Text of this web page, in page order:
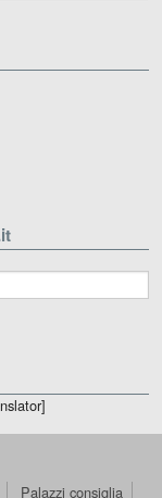
Palazzi consiglia